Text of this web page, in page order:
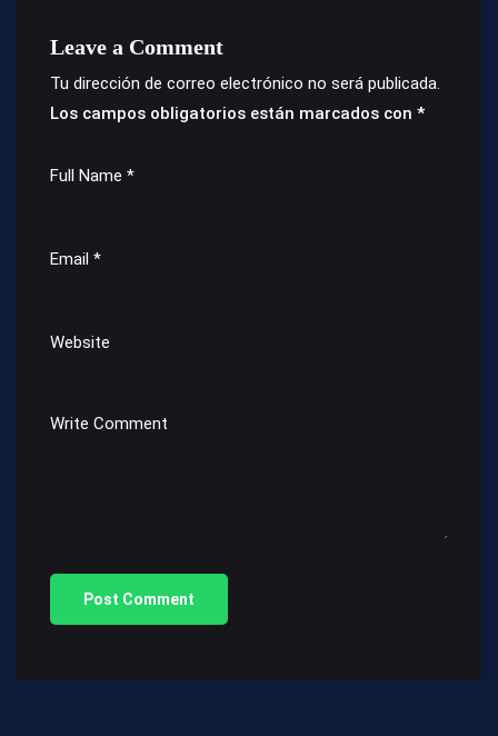
Leave a Comment
Tu dirección de correo electrónico no será publicada.
Los campos obligatorios están marcados con *